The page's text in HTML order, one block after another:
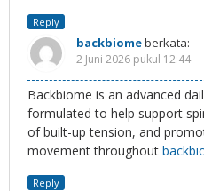
Reply
backbiomeberkata:
2 Juni 2026 pukul 12:44
Backbiome is an advanced
formulated to help support
of built-up tension, and
movement throughout
Reply